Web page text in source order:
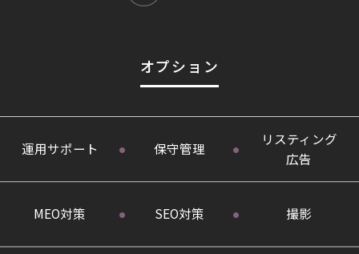
オプション
運用サポート 保守管理
リスティング
広告
MEO対策 SEO対策 撮影